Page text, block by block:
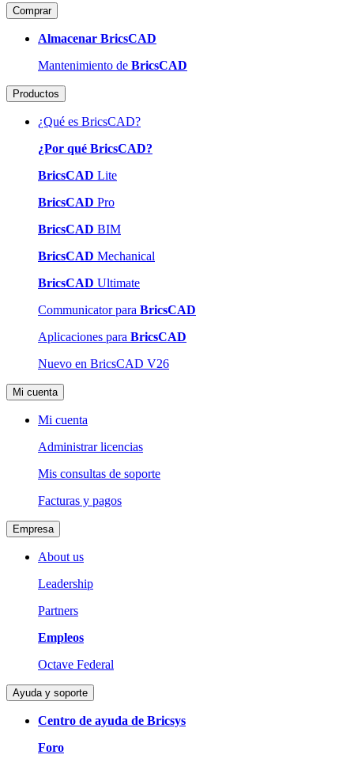
Comprar
Almacenar BricsCAD
Mantenimiento de BricsCAD
Productos
¿Qué es BricsCAD?
¿Por qué BricsCAD?
BricsCAD Lite
BricsCAD Pro
BricsCAD BIM
BricsCAD Mechanical
BricsCAD Ultimate
Communicator para BricsCAD
Aplicaciones para BricsCAD
Nuevo en BricsCAD V26
Mi cuenta
Mi cuenta
Administrar licencias
Mis consultas de soporte
Facturas y pagos
Empresa
About us
Leadership
Partners
Empleos
Octave Federal
Ayuda y soporte
Centro de ayuda de Bricsys
Foro